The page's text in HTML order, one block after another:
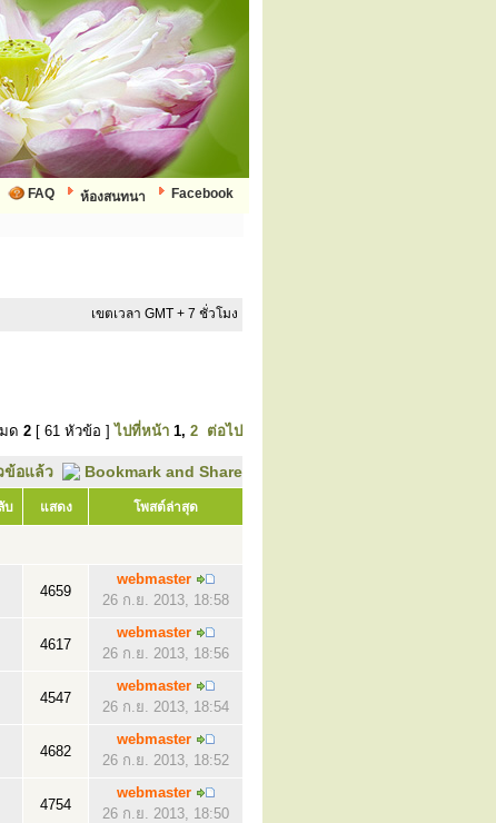
Facebook
ห้องสนทนา
FAQ
เขตเวลา GMT + 7 ชั่วโมง
ด 2 [ 61 หัวข้อ ]ไปที่หน้า 1, 2 ต่อไป
ข้อแล้ว
บ แสดง โพสต์ล่าสุด
4659
webmaster
26 ก.ย. 2013, 18:58
4617
webmaster
26 ก.ย. 2013, 18:56
4547
webmaster
26 ก.ย. 2013, 18:54
4682
webmaster
26 ก.ย. 2013, 18:52
4754
webmaster
26 ก.ย. 2013, 18:50